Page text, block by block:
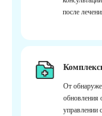
после
От
управлении